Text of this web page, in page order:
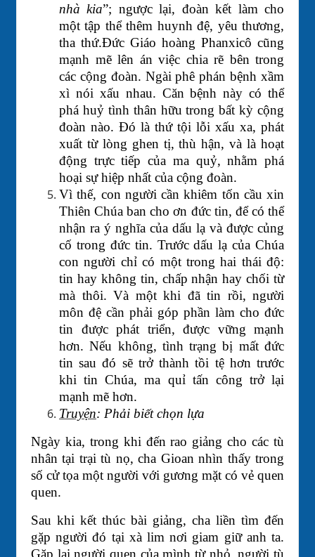
nhà kia”; ngược lại, đoàn kết làm cho
một tập thể thêm huynh đệ, yêu thương,
tha thứ.Đức Giáo hoàng Phanxicô cũng
mạnh mẽ lên án việc chia rẽ bên trong
các cộng đoàn. Ngài phê phán bệnh xầm
xì nói xấu nhau. Căn bệnh này có thể
phá huỷ tình thân hữu trong bất kỳ cộng
đoàn nào. Đó là thứ tội lỗi xấu xa, phát
xuất từ lòng ghen tị, thù hận, và là hoạt
động trực tiếp của ma quỷ, nhằm phá
hoại sự hiệp nhất của cộng đoàn.
Vì thế, con người cần khiêm tốn cầu xin
Thiên Chúa ban cho ơn đức tin, để có thể
nhận ra ý nghĩa của dấu lạ và được củng
cố trong đức tin. Trước dấu lạ của Chúa
con người chỉ có một trong hai thái độ:
tin hay không tin, chấp nhận hay chối từ
mà thôi. Và một khi đã tin rồi, người
môn đệ cần phải góp phần làm cho đức
tin được phát triển, được vững mạnh
hơn. Nếu không, tình trạng bị mất đức
tin sau đó sẽ trở thành tồi tệ hơn trước
khi tin Chúa, ma quỉ tấn công trở lại
mạnh mẽ hơn.
Truyện: Phải biết chọn lựa
Ngày kia, trong khi đến rao giảng cho các tù
nhân tại trại tù nọ, cha Gioan nhìn thấy trong
số cử tọa một người với gương mặt có vẻ quen
quen.
Sau khi kết thúc bài giảng, cha liền tìm đến
gặp người đó tại xà lim nơi giam giữ anh ta.
Gặp lại người quen của mình từ nhỏ, người tù